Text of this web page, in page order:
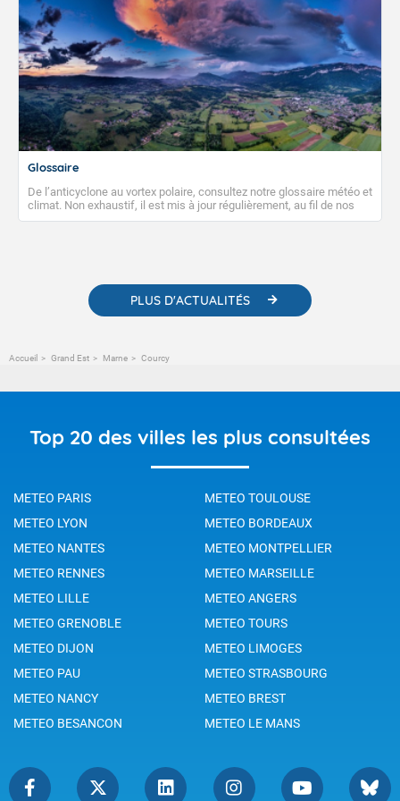
Glossaire
De l’anticyclone au vortex polaire, consultez notre glossaire météo et
climat. Non exhaustif, il est mis à jour régulièrement, au fil de nos
publications. Vous y trouverez également des liens utiles vers nos
PLUS D'ACTUALITÉS
Accueil Grand Est Marne Courcy
Top 20 des villes les plus consultées
METEO PARIS
METEO TOULOUSE
METEO LYON
METEO BORDEAUX
METEO NANTES
METEO MONTPELLIER
METEO RENNES
METEO MARSEILLE
METEO LILLE
METEO ANGERS
METEO GRENOBLE
METEO TOURS
METEO DIJON
METEO LIMOGES
METEO PAU
METEO STRASBOURG
METEO NANCY
METEO BREST
METEO BESANCON
METEO LE MANS